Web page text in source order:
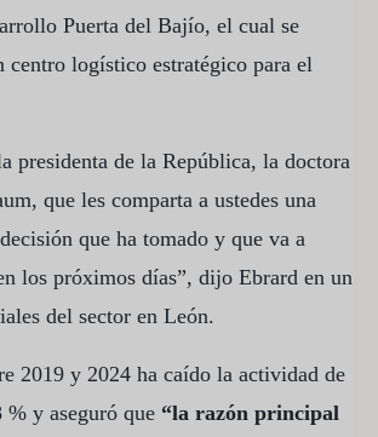
Puerta del Bajío, el cual se
centro logístico estratégico para el
presidenta de la República, la doctora
que les comparta a ustedes una
que ha tomado y que va a
los próximos días”, dijo Ebrard en un
del sector en León.
2019 y 2024 ha caído la actividad de
y aseguró que “la razón principal